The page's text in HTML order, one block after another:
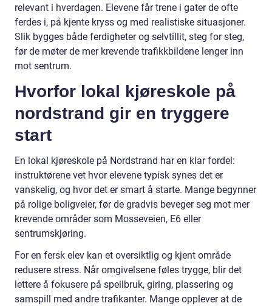
relevant i hverdagen. Elevene får trene i gater de ofte
ferdes i, på kjente kryss og med realistiske situasjoner.
Slik bygges både ferdigheter og selvtillit, steg for steg,
før de møter de mer krevende trafikkbildene lenger inn
mot sentrum.
Hvorfor lokal kjøreskole på
nordstrand gir en tryggere
start
En lokal kjøreskole på Nordstrand har en klar fordel:
instruktørene vet hvor elevene typisk synes det er
vanskelig, og hvor det er smart å starte. Mange begynner
på rolige boligveier, før de gradvis beveger seg mot mer
krevende områder som Mosseveien, E6 eller
sentrumskjøring.
For en fersk elev kan et oversiktlig og kjent område
redusere stress. Når omgivelsene føles trygge, blir det
lettere å fokusere på speilbruk, giring, plassering og
samspill med andre trafikanter. Mange opplever at de